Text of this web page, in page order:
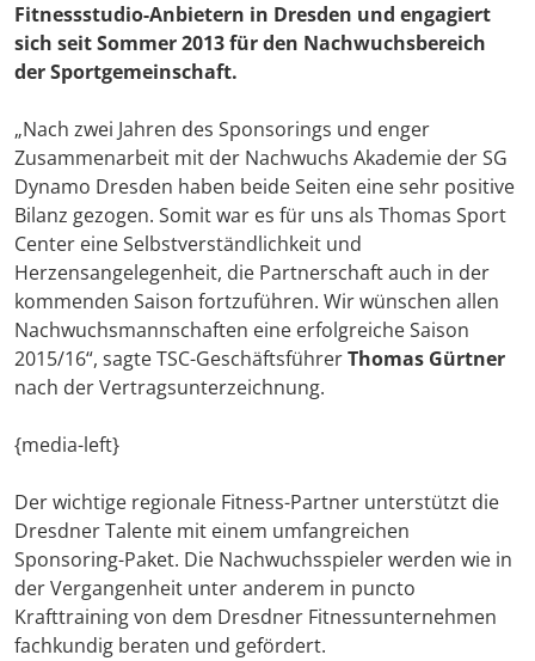
Fitnessstudio-Anbietern in Dresden und engagiert
sich seit Sommer 2013 für den Nachwuchsbereich
der Sportgemeinschaft.
„Nach zwei Jahren des Sponsorings und enger
Zusammenarbeit mit der Nachwuchs Akademie der SG
Dynamo Dresden haben beide Seiten eine sehr positive
Bilanz gezogen. Somit war es für uns als Thomas Sport
Center eine Selbstverständlichkeit und
Herzensangelegenheit, die Partnerschaft auch in der
kommenden Saison fortzuführen. Wir wünschen allen
Nachwuchsmannschaften eine erfolgreiche Saison
2015/16“, sagte TSC-GeschäftsführerThomas Gürtner
nach der Vertragsunterzeichnung.
{media-left}
Der wichtige regionale Fitness-Partner unterstützt die
Dresdner Talente mit einem umfangreichen
Sponsoring-Paket. Die Nachwuchsspieler werden wie in
der Vergangenheit unter anderem in puncto
Krafttraining von dem Dresdner Fitnessunternehmen
fachkundig beraten und gefördert.